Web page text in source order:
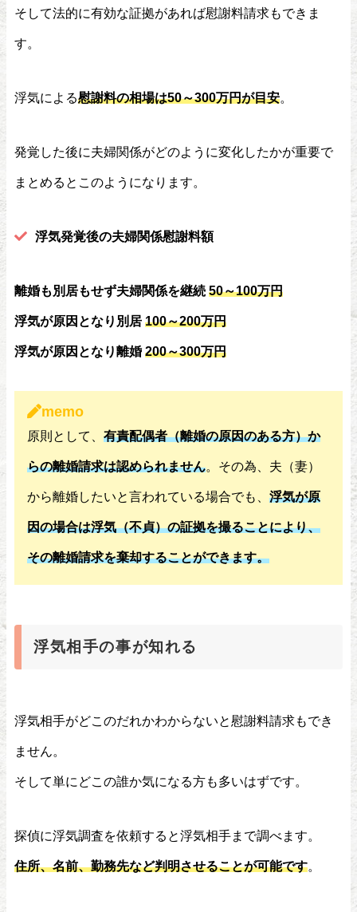
そして法的に有効な証拠があれば慰謝料請求もできま
す。
浮気による慰謝料の相場は50～300万円が目安。
発覚した後に夫婦関係がどのように変化したかが重要で
まとめるとこのようになります。
浮気発覚後の夫婦関係慰謝料額
離婚も別居もせず夫婦関係を継続 50～100万円
浮気が原因となり別居 100～200万円
浮気が原因となり離婚 200～300万円
memo
原則として、 有責配偶者（離婚の原因のある方）か
らの離婚請求は認められません。その為、夫（妻）
から離婚したいと言われている場合でも、 浮気が原
因の場合は浮気（不貞）の証拠を撮ることにより、
その離婚請求を棄却することができます。
浮気相手の事が知れる
浮気相手がどこのだれかわからないと慰謝料請求もでき
ません。
そして単にどこの誰か気になる方も多いはずです。
探偵に浮気調査を依頼すると浮気相手まで調べます。
住所、名前、勤務先など判明させることが可能です。